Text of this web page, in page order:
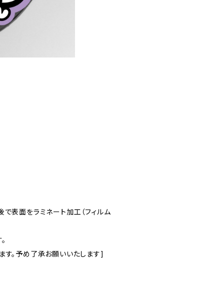
表面をラミネート加工（フィルム
す。予め了承お願いいたします]